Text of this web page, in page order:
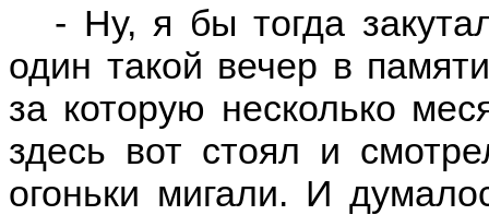
- Ну, я бы тогда
один такой вечер в
за которую несколько
здесь вот стоял и
огоньки мигали. И